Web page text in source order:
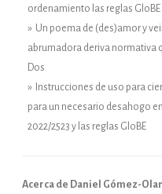
ordenamiento las reglas GloBE
» Un poema de (des)amor y
abrumadora deriva normativa
Dos
» Instrucciones de uso para
para un necesario desahogo
2022/2523 y las reglas GloBE
Acerca de Daniel Gómez-